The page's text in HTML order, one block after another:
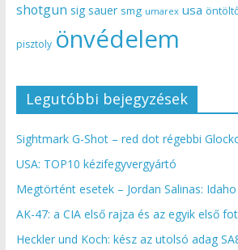
shotgun sig sauer smg umarex usa
pisztoly önvédelem
Legutóbbi bejegyzések
Sightmark G-Shot – red dot régebbi
USA: TOP10 kézifegyvergyártó
Megtörtént esetek – Jordan Salinas:
AK-47: a CIA első rajza és az egyik első
Heckler und Koch: kész az utolsó adag